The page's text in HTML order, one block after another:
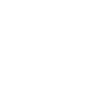
inclui um